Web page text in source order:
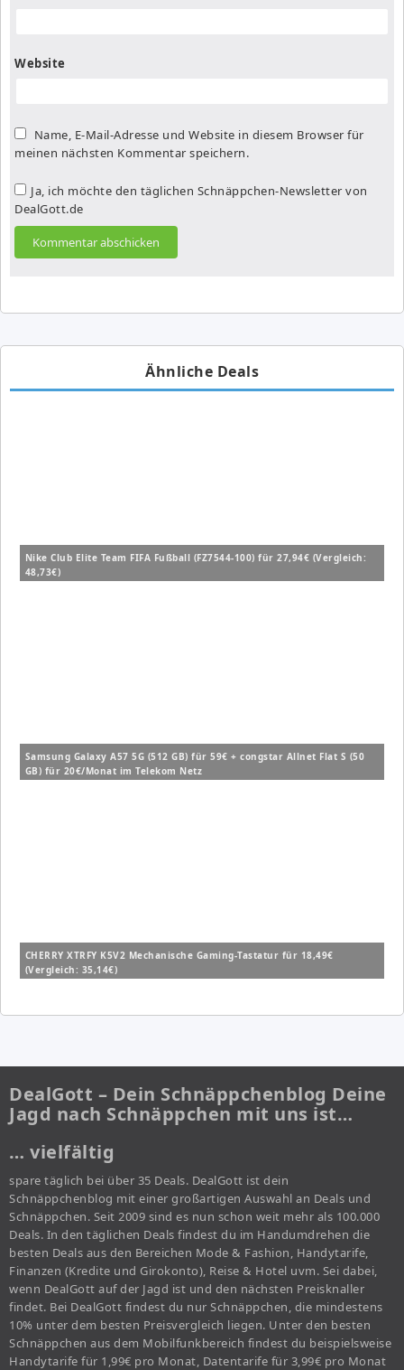
Website
Name, E-Mail-Adresse und Website in diesem Browser für
meinen nächsten Kommentar speichern.
Ja, ich möchte den täglichen Schnäppchen-Newsletter von
DealGott.de
Ähnliche Deals
Nike Club Elite Team FIFA Fußball (FZ7544-100) für 27,94€ (Vergleich:
48,73€)
Samsung Galaxy A57 5G (512 GB) für 59€ + congstar Allnet Flat S (50
GB) für 20€/Monat im Telekom Netz
CHERRY XTRFY K5V2 Mechanische Gaming-Tastatur für 18,49€
(Vergleich: 35,14€)
DealGott – Dein Schnäppchenblog Deine
Jagd nach Schnäppchen mit uns ist…
… vielfältig
spare täglich bei über 35 Deals. DealGott ist dein
Schnäppchenblog mit einer großartigen Auswahl an Deals und
Schnäppchen. Seit 2009 sind es nun schon weit mehr als 100.000
Deals. In den täglichen Deals findest du im Handumdrehen die
besten Deals aus den Bereichen Mode & Fashion, Handytarife,
Finanzen (Kredite und Girokonto), Reise & Hotel uvm. Sei dabei,
wenn DealGott auf der Jagd ist und den nächsten Preisknaller
findet. Bei DealGott findest du nur Schnäppchen, die mindestens
10% unter dem besten Preisvergleich liegen. Unter den besten
Schnäppchen aus dem Mobilfunkbereich findest du beispielsweise
Handytarife für 1,99€ pro Monat, Datentarife für 3,99€ pro Monat